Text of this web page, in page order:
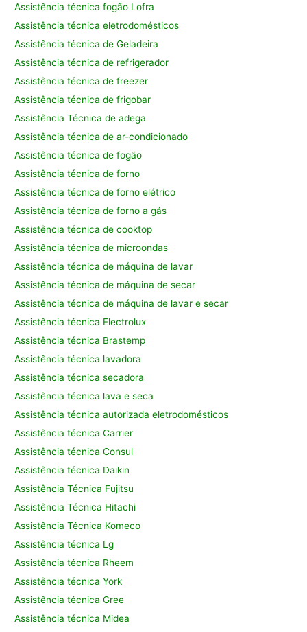
Assistência técnica fogão Lofra
Assistência técnica eletrodomésticos
Assistência técnica de Geladeira
Assistência técnica de refrigerador
Assistência técnica de freezer
Assistência técnica de frigobar
Assistência Técnica de adega
Assistência técnica de ar-condicionado
Assistência técnica de fogão
Assistência técnica de forno
Assistência técnica de forno elétrico
Assistência técnica de forno a gás
Assistência técnica de cooktop
Assistência técnica de microondas
Assistência técnica de máquina de lavar
Assistência técnica de máquina de secar
Assistência técnica de máquina de lavar e secar
Assistência técnica Electrolux
Assistência técnica Brastemp
Assistência técnica lavadora
Assistência técnica secadora
Assistência técnica lava e seca
Assistência técnica autorizada eletrodomésticos
Assistência técnica Carrier
Assistência técnica Consul
Assistência técnica Daikin
Assistência Técnica Fujitsu
Assistência Técnica Hitachi
Assistência Técnica Komeco
Assistência técnica Lg
Assistência técnica Rheem
Assistência técnica York
Assistência técnica Gree
Assistência técnica Midea